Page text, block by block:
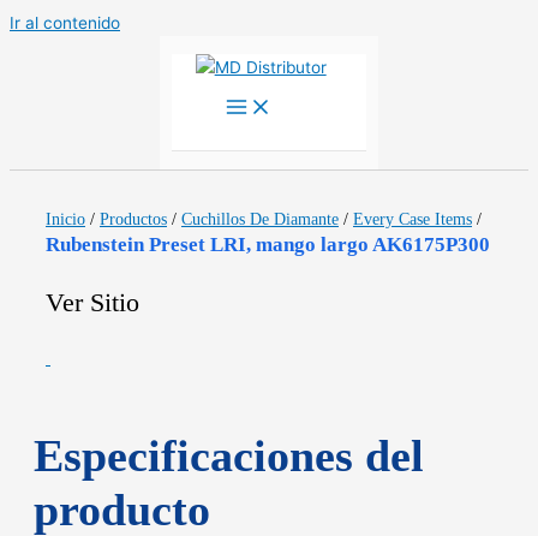
Ir al contenido
Inicio / Productos / Cuchillos De Diamante / Every Case Items /
Rubenstein Preset LRI, mango largo AK6175P300
Ver Sitio
Especificaciones del
producto